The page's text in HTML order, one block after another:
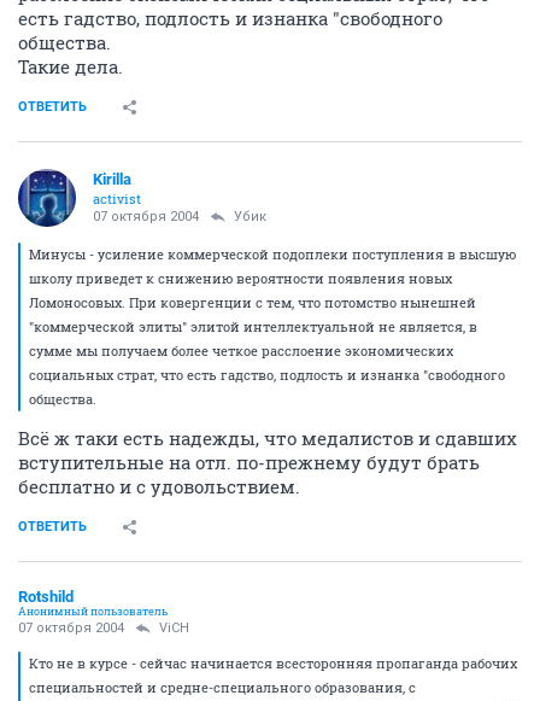
есть гадство, подлость и изнанка "свободного
общества.
Такие дела.
ОТВЕТИТЬ
Kirilla
activist
07 октября 2004 Убик
Минусы - усиление коммерческой подоплеки поступления в высшую
школу приведет к снижению вероятности появления новых
Ломоносовых. При ковергенции с тем, что потомство нынешней
"коммерческой элиты" элитой интеллектуальной не является, в
сумме мы получаем более четкое расслоение экономических
социальных страт, что есть гадство, подлость и изнанка "свободного
общества.
Всё ж таки есть надежды, что медалистов и сдавших
вступительные на отл. по-прежнему будут брать
бесплатно и с удовольствием.
ОТВЕТИТЬ
Rotshild
Анонимный пользователь
07 октября 2004 ViCH
Кто не в курсе - сейчас начинается всесторонняя пропаганда рабочих
специальностей и средне-специального образования, с